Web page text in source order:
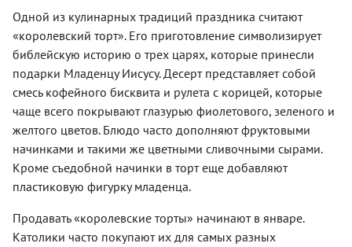
Одной из кулинарных традиций праздника считают
«королевский торт». Его приготовление символизирует
библейскую историю о трех царях, которые принесли
подарки Младенцу Иисусу. Десерт представляет собой
смесь кофейного бисквита и рулета с корицей, которые
чаще всего покрывают глазурью фиолетового, зеленого и
желтого цветов. Блюдо часто дополняют фруктовыми
начинками и такими же цветными сливочными сырами.
Кроме съедобной начинки в торт еще добавляют
пластиковую фигурку младенца.
Продавать «королевские торты» начинают в январе.
Католики часто покупают их для самых разных